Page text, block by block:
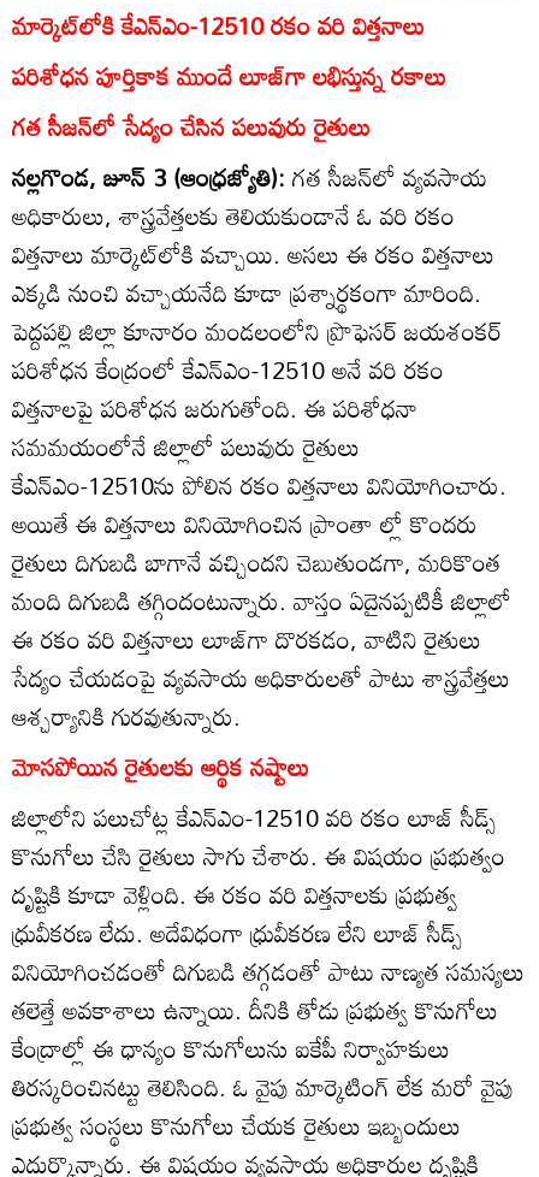
మార్కెట్‌లోకి కేఎన్‌ఎం-12510 రకం వరి విత్తనాలు
పరిశోధన పూర్తికాక ముందే లూజ్‌గా లభిస్తున్న రకాలు
గత సీజన్‌లో సేద్యం చేసిన పలువురు రైతులు
నల్లగొండ, జూన్‌ 3 (ఆంధ్రజ్యోతి):గత సీజన్‌లో వ్యవసాయ
అధికారులు, శాస్త్రవేత్తలకు తెలియకుండానే ఓ వరి రకం
విత్తనాలు మార్కెట్‌లోకి వచ్చాయి. అసలు ఈ రకం విత్తనాలు
ఎక్కడి నుంచి వచ్చాయనేది కూడా ప్రశ్నార్థకంగా మారింది.
పెద్దపల్లి జిల్లా కూనారం మండలంలోని ప్రొఫెసర్‌ జయశంకర్‌
పరిశోధన కేంద్రంలో కేఎన్‌ఎం-12510 అనే వరి రకం
విత్తనాలపై పరిశోధన జరుగుతోంది. ఈ పరిశోధనా
సమమయంలోనే జిల్లాలో పలువురు రైతులు
కేఎన్‌ఎం-12510ను పోలిన రకం విత్తనాలు వినియోగించారు.
అయితే ఈ విత్తనాలు వినియోగించిన ప్రాంతా ల్లో కొందరు
రైతులు దిగుబడి బాగానే వచ్చిందని చెబుతుండగా, మరికొంత
మంది దిగుబడి తగ్గిందంటున్నారు. వాస్తం ఏదైనప్పటికీ జిల్లాలో
ఈ రకం వరి విత్తనాలు లూజ్‌గా దొరకడం, వాటిని రైతులు
సేద్యం చేయడంపై వ్యవసాయ అధికారులతో పాటు శాస్త్రవేత్తలు
ఆశ్చర్యానికి గురవుతున్నారు.
మోసపోయిన రైతులకు ఆర్థిక నష్టాలు
జిల్లాలోని పలుచోట్ల కేఎన్‌ఎం-12510 వరి రకం లూజ్‌ సీడ్స్‌
కొనుగోలు చేసి రైతులు సాగు చేశారు. ఈ విషయం ప్రభుత్వం
దృష్టికి కూడా వెళ్లింది. ఈ రకం వరి విత్తనాలకు ప్రభుత్వ
ధ్రువీకరణ లేదు. అదేవిధంగా ధ్రువీకరణ లేని లూజ్‌ సీడ్స్‌
వినియోగించడంతో దిగుబడి తగ్గడంతో పాటు నాణ్యత సమస్యలు
తలెత్తే అవకాశాలు ఉన్నాయి. దీనికి తోడు ప్రభుత్వ కొనుగోలు
కేంద్రాల్లో ఈ ధాన్యం కొనుగోలును ఐకేపీ నిర్వాహకులు
తిరస్కరించినట్టు తెలిసింది. ఓ వైపు మార్కెటింగ్‌ లేక మరో వైపు
ప్రభుత్వ సంస్థలు కొనుగోలు చేయక రైతులు ఇబ్బందులు
ఎదుర్కొన్నారు. ఈ విషయం వ్యవసాయ అధికారుల దృష్టికి